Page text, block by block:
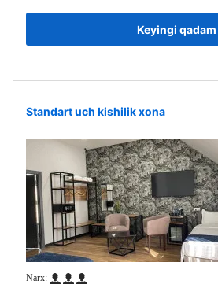
Keyingi qadam
Standart uch kishilik xona